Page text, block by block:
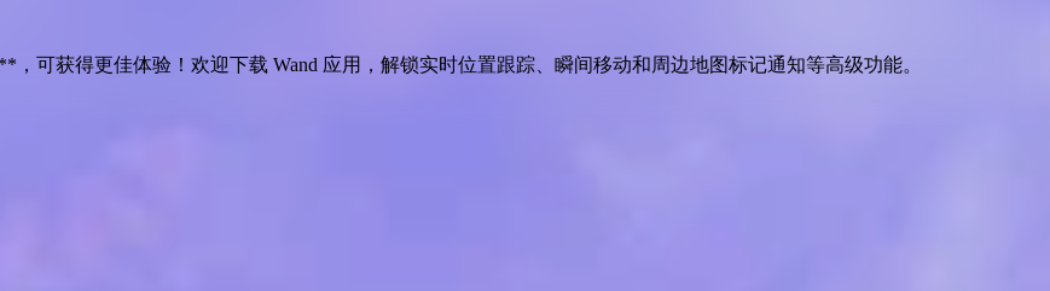
，可获得更佳体验！欢迎下载 Wand 应用，解锁实时位置跟踪、瞬间移动和周边地图标记通知等高级功能。